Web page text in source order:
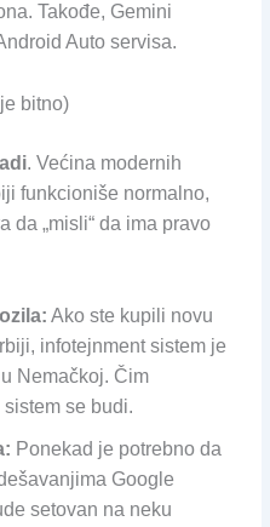
Takođe, Gemini
Auto servisa.
bitno)
. Većina modernih
funkcioniše normalno,
da „misli“ da ima pravo
Ako ste kupili novu
infotejnment sistem je
Nemačkoj. Čim
se budi.
Ponekad je potrebno da
Google
setovan na neku